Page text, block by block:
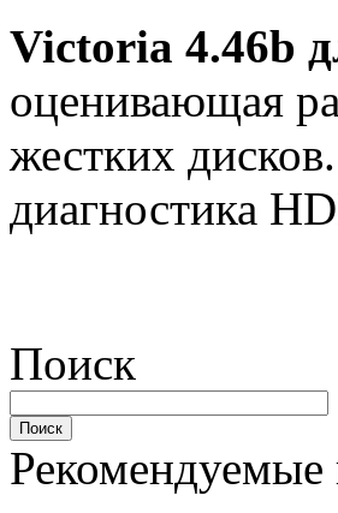
Victoria 4.46b
оценивающая
жестких
диагностика
Поиск